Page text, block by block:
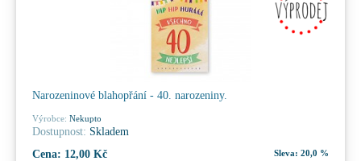
Narozeninové blahopřání - 40. narozeniny.
Výrobce: Nekupto
Dostupnost: Skladem
Cena: 12,00 Kč Sleva: 20,0 %